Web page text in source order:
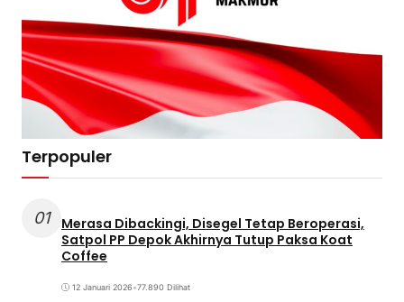
Terpopuler
01
Merasa Dibackingi, Disegel Tetap Beroperasi,
Satpol PP Depok Akhirnya Tutup Paksa Koat
Coffee
12 Januari 2026•77.890 Dilihat